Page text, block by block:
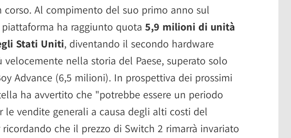
corso. Al compimento del suo primo anno sul
ha raggiunto quota 5,9 milioni di unità
Stati Uniti, diventando il secondo hardware
velocemente nella storia del Paese, superato solo
Advance (6,5 milioni). In prospettiva dei prossimi
ha avvertito che "potrebbe essere un periodo
le vendite generali a causa degli alti costi del
che il prezzo di Switch 2 rimarrà invariato